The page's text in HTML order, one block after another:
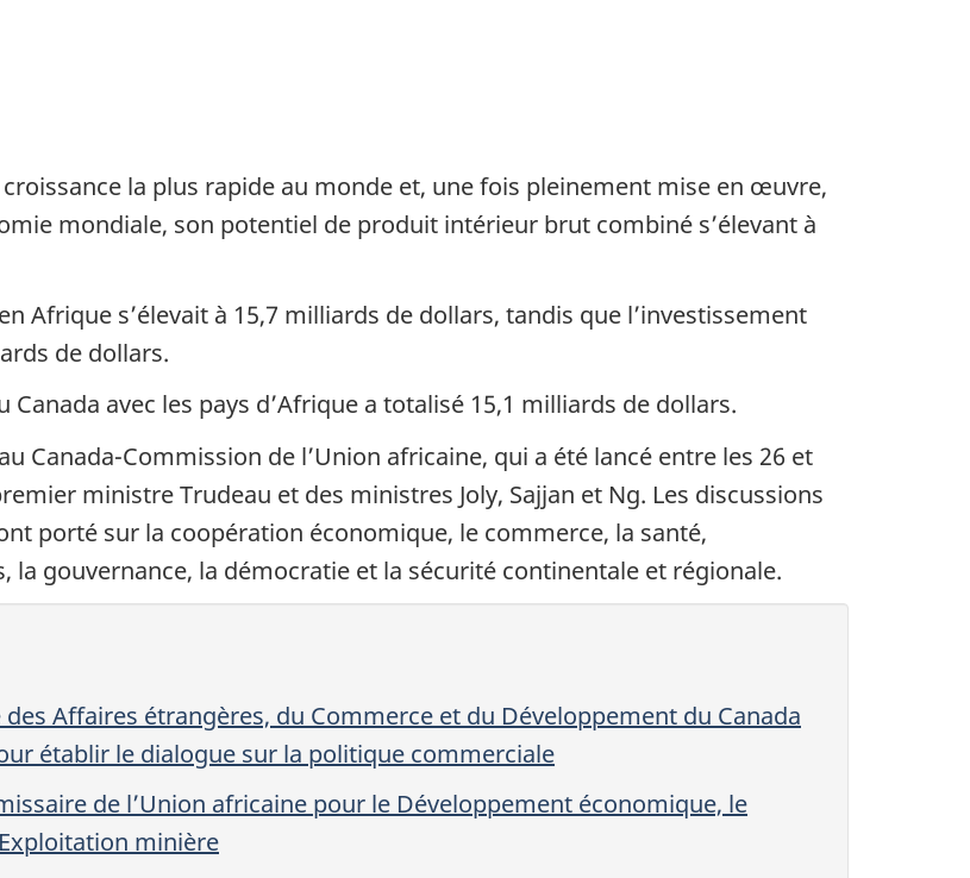
la plus rapide au monde et, une fois pleinement mise en œuvre,
mondiale, son potentiel de produit intérieur brut combiné s’élevant à
Afrique s’élevait à 15,7 milliards de dollars, tandis que l’investissement
de dollars.
avec les pays d’Afrique a totalisé 15,1 milliards de dollars.
Canada-Commission de l’Union africaine, qui a été lancé entre les 26 et
ministre Trudeau et des ministres Joly, Sajjan et Ng. Les discussions
porté sur la coopération économique, le commerce, la santé,
la gouvernance, la démocratie et la sécurité continentale et régionale.
Affaires étrangères, du Commerce et du Développement du Canada
établir le dialogue sur la politique commerciale
de l’Union africaine pour le Développement économique, le
minière